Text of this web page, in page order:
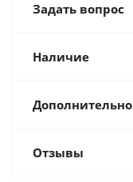
Задать вопрос
Наличие
Дополнительно
Отзывы